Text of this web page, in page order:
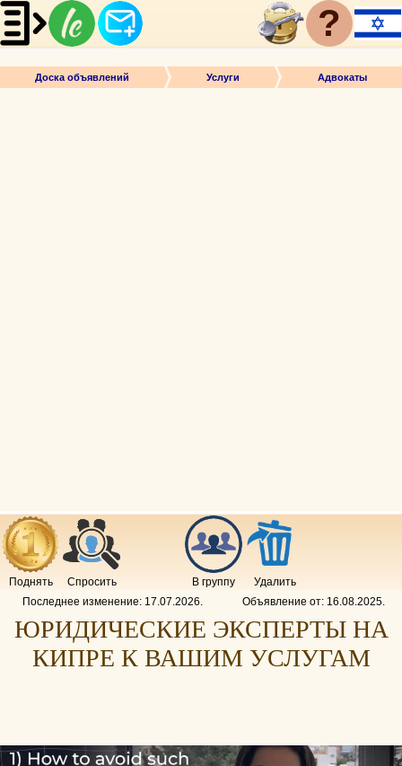
?
Доска объявлений Услуги Адвокаты
Поднять Спросить В группу
Удалить
Последнее изменение: 17.07.2026. Объявление от: 16.08.2025.
ЮРИДИЧЕСКИЕ ЭКСПЕРТЫ НА
КИПРЕ К ВАШИМ УСЛУГАМ